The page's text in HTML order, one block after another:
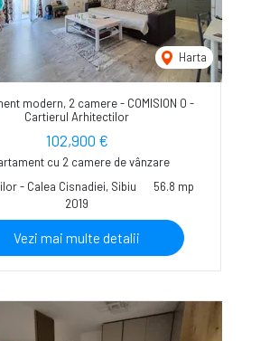
Harta
modern, 2 camere - COMISION 0 -
Cartierul Arhitectilor
102,900 €
cu 2 camere de vânzare
- Calea Cisnadiei, Sibiu
56.8 mp
2019
Vezi mai multe detalii